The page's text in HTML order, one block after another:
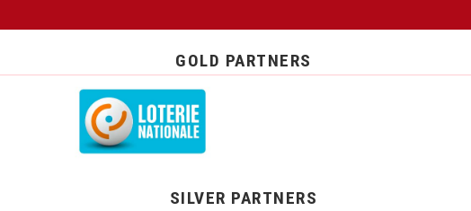
GOLD PARTNERS
SILVER PARTNERS